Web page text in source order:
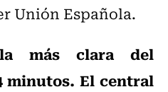
Unión Española.
más clara del
minutos. El central